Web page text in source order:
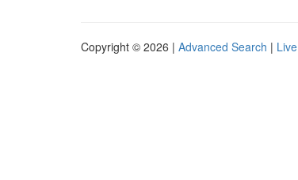
Copyright © 2026 | Advanced Search | Live